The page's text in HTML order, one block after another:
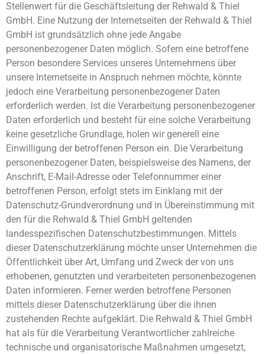
Stellenwert für die Geschäftsleitung der Rehwald & Thiel
GmbH. Eine Nutzung der Internetseiten der Rehwald & Thiel
GmbH ist grundsätzlich ohne jede Angabe
personenbezogener Daten möglich. Sofern eine betroffene
Person besondere Services unseres Unternehmens über
unsere Internetseite in Anspruch nehmen möchte, könnte
jedoch eine Verarbeitung personenbezogener Daten
erforderlich werden. Ist die Verarbeitung personenbezogener
Daten erforderlich und besteht für eine solche Verarbeitung
keine gesetzliche Grundlage, holen wir generell eine
Einwilligung der betroffenen Person ein. Die Verarbeitung
personenbezogener Daten, beispielsweise des Namens, der
Anschrift, E-Mail-Adresse oder Telefonnummer einer
betroffenen Person, erfolgt stets im Einklang mit der
Datenschutz-Grundverordnung und in Übereinstimmung mit
den für die Rehwald & Thiel GmbH geltenden
landesspezifischen Datenschutzbestimmungen. Mittels
dieser Datenschutzerklärung möchte unser Unternehmen die
Öffentlichkeit über Art, Umfang und Zweck der von uns
erhobenen, genutzten und verarbeiteten personenbezogenen
Daten informieren. Ferner werden betroffene Personen
mittels dieser Datenschutzerklärung über die ihnen
zustehenden Rechte aufgeklärt. Die Rehwald & Thiel GmbH
hat als für die Verarbeitung Verantwortlicher zahlreiche
technische und organisatorische Maßnahmen umgesetzt,